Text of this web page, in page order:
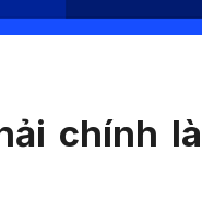
chính là